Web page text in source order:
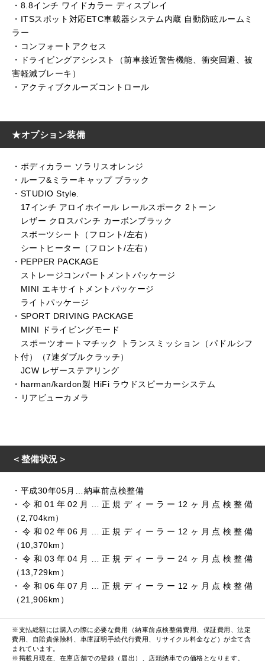
・8.8インチ ワイドカラー ディスプレイ
・ITSスポット対応ETC車載器システム内蔵 自動防眩ルームミ
ラー
・コンフォートアクセス
・ドライビングアシシスト（前車接近警告機能、衝突回避、被
害軽減ブレーキ）
・アクティブクルーズコントロール
★オプション装備
・ボディカラー ソラリスオレンジ
・ルーフ&ミラーキャップ ブラック
・STUDIO Style.
17インチ アロイホイール レールスポーク 2トーン
レザー クロスパンチ カーボンブラック
スポーツシート（フロント/左右）
シートヒーター（フロント/左右）
・PEPPER PACKAGE
ストレージコンパートメントパッケージ
MINI エキサイトメントパッケージ
ライトパッケージ
・SPORT DRIVING PACKAGE
MINI ドライビングモード
スポーツオートマチック トランスミッション（パドルシフ
ト付）（7速ダブルクラッチ）
JCW レザーステアリング
・harman/kardon製 HiFi ラウドスピーカーシステム
・リアビューカメラ
＜整備状況＞
・平成30年05月…納車前点検整備
・令和01年02月…正規ディーラー12ヶ月点検整備
（2,704km）
・令和02年06月…正規ディーラー12ヶ月点検整備
（10,370km）
・令和03年04月…正規ディーラー24ヶ月点検整備
（13,729km）
・令和06年07月…正規ディーラー12ヶ月点検整備
（21,906km）
※支払総額には購入の際に必要な費用（納車前点検整備費用、保証費用、法定
費用、自賠責保険料、車庫証明手続代行費用、リサイクル料金など）が全て含
まれています。
※掲載月現在、在庫店舗での登録（届出）、店頭納車での価格となります。